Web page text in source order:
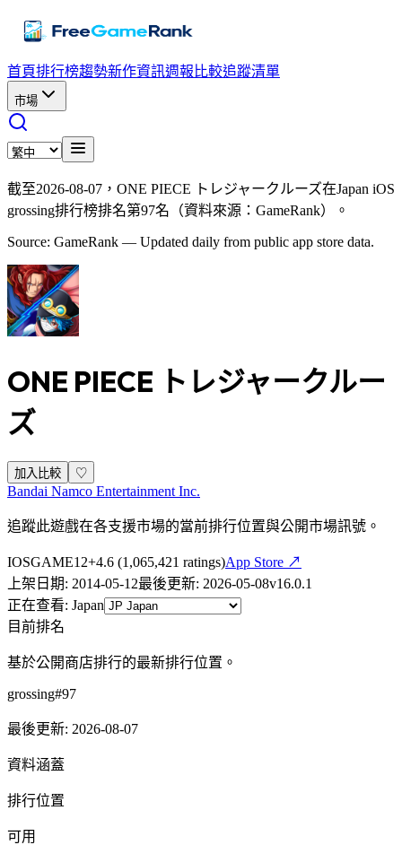
首頁排行榜趨勢新作資訊週報 比較追蹤清單
市場
截至2026-08-07，ONE PIECE トレジャークルーズ在Japan iOS
grossing排行榜排名第97名（資料來源：GameRank）。
Source: GameRank — Updated daily from public app store data.
ONE PIECE トレジャークルー
ズ
加入比較 ♡
Bandai Namco Entertainment Inc.
追蹤此遊戲在各支援市場的當前排行位置與公開市場訊號。
IOSGAME12+4.6 (1,065,421 ratings)App Store ↗
上架日期: 2014-05-12最後更新: 2026-05-08v16.0.1
正在查看: Japan
目前排名
基於公開商店排行的最新排行位置。
grossing#97
最後更新: 2026-08-07
資料涵蓋
排行位置
可用